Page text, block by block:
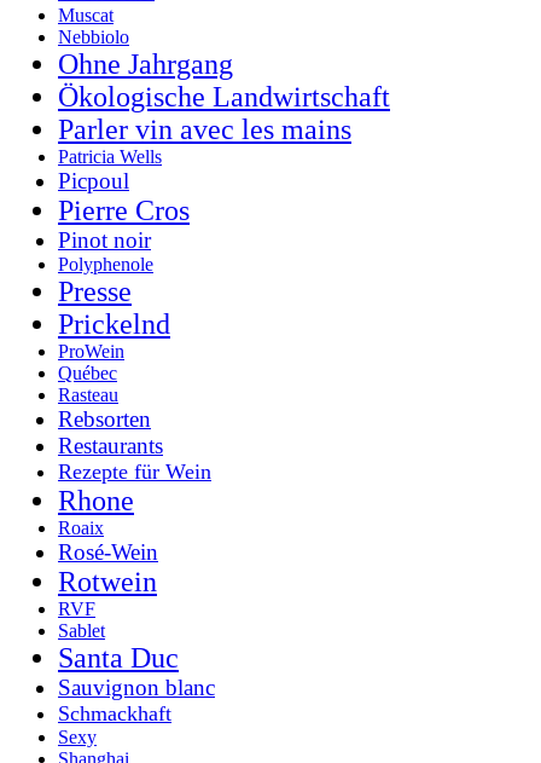
Muscat
Nebbiolo
Ohne Jahrgang
Ökologische Landwirtschaft
Parler vin avec les mains
Patricia Wells
Picpoul
Pierre Cros
Pinot noir
Polyphenole
Presse
Prickelnd
ProWein
Québec
Rasteau
Rebsorten
Restaurants
Rezepte für Wein
Rhone
Roaix
Rosé-Wein
Rotwein
RVF
Sablet
Santa Duc
Sauvignon blanc
Schmackhaft
Sexy